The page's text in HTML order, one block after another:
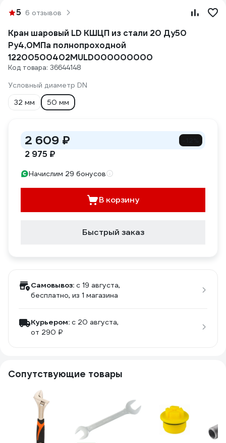
5 6 отзывов
Кран шаровый LD КШЦП из стали 20 Ду50
Ру4,0МПа полнопроходной
12200500402MULD000000000
Код товара: 36644148
Условный диаметр DN
32 мм
50 мм
2 609 ₽
2 975 ₽
Начислим 29 бонусов
В корзину
Быстрый заказ
Самовывоз: c 19 августа,
бесплатно, из 1 магазина
Курьером: c 20 августа,
от 290 ₽
Сопутствующие товары